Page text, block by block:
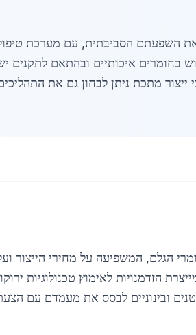
את השפעתם הסביבתית, עם מערכת
איכותיים ובהתאם לתקנים
הזדמנויות לאימוץ טכנולוגיות
ובינוניים לבסס את מעמדם עם הצעת